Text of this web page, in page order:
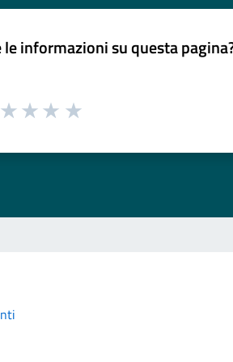
informazioni su questa